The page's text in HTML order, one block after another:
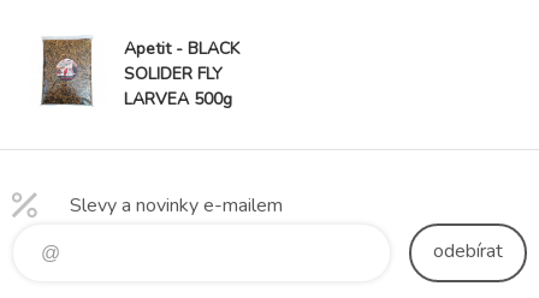
Apetit - BLACK
SOLIDER FLY
LARVEA 500g
Slevy a novinky e-mailem
odebírat